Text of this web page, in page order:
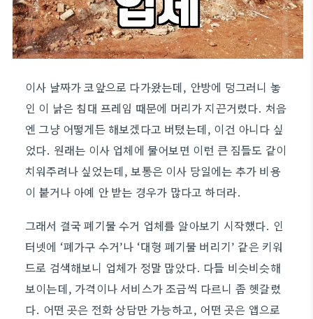
이사 날짜가 코앞으로 다가왔는데, 안방에 덩그러니 놓
인 이 낡은 침대 프레임 때문에 머리가 지끈거렸다. 처음
엔 그냥 어떻게든 해보겠다고 버텼는데, 이건 아니다 싶
었다. 원래는 이사 업체에 물어보면 이런 큰 짐들도 같이
치워주려나 싶었는데, 보통은 이사 당일에는 추가 비용
이 붙거나 아예 안 받는 경우가 많다고 하더라.
그래서 결국 폐기물 수거 업체를 알아보기 시작했다. 인
터넷에 ‘폐가구 수거’나 ‘대형 폐기물 버리기’ 같은 키워
드로 검색해보니 업체가 정말 많았다. 다들 비슷비슷해
보이는데, 가격이나 서비스가 조금씩 다르니 좀 헷갈렸
다. 어떤 곳은 전화 상담만 가능하고, 어떤 곳은 앱으로